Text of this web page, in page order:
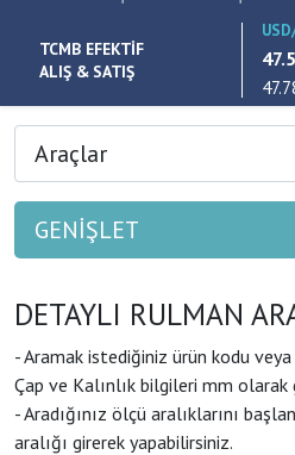
TCMB EFEKTİF
ALIŞ & SATIŞ
GENİŞLET
DETAYLI RULMAN
- Aramak istediğiniz ürün kodu
Çap ve Kalınlık bilgileri mm olarak
- Aradığınız ölçü aralıklarını
aralığı girerek yapabilirsiniz.